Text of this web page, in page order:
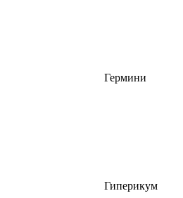
Гермини
Гиперикум